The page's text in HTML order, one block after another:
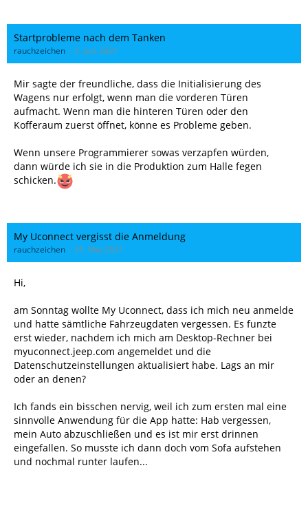
Startprobleme nach dem Tanken
rauchzeichen 3. Juni 2021
Mir sagte der freundliche, dass die Initialisierung des
Wagens nur erfolgt, wenn man die vorderen Türen
aufmacht. Wenn man die hinteren Türen oder den
Kofferaum zuerst öffnet, könne es Probleme geben.
Wenn unsere Programmierer sowas verzapfen würden,
dann würde ich sie in die Produktion zum Halle fegen
schicken.
My Uconnect vergisst die Anmeldung
rauchzeichen 31. Mai 2021
Hi,
am Sonntag wollte My Uconnect, dass ich mich neu anmelde
und hatte sämtliche Fahrzeugdaten vergessen. Es funzte
erst wieder, nachdem ich mich am Desktop-Rechner bei
myuconnect.jeep.com angemeldet und die
Datenschutzeinstellungen aktualisiert habe. Lags an mir
oder an denen?
Ich fands ein bisschen nervig, weil ich zum ersten mal eine
sinnvolle Anwendung für die App hatte: Hab vergessen,
mein Auto abzuschließen und es ist mir erst drinnen
eingefallen. So musste ich dann doch vom Sofa aufstehen
und nochmal runter laufen...